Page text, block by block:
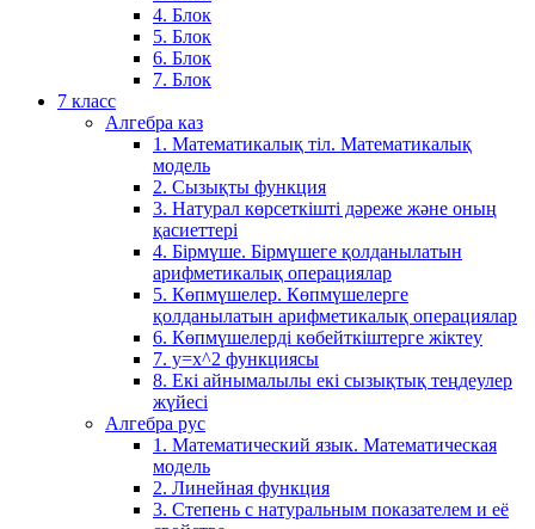
4. Блок
5. Блок
6. Блок
7. Блок
7 класс
Алгебра каз
1. Математикалық тіл. Математикалық
модель
2. Сызықты функция
3. Натурал көрсеткішті дәреже және оның
қасиеттері
4. Бірмүше. Бірмүшеге қолданылатын
арифметикалық операциялар
5. Көпмүшелер. Көпмүшелерге
қолданылатын арифметикалық операциялар
6. Көпмүшелерді көбейткіштерге жіктеу
7. у=х^2 функциясы
8. Екі айнымалылы екі сызықтық теңдеулер
жүйесі
Алгебра рус
1. Математический язык. Математическая
модель
2. Линейная функция
3. Степень с натуральным показателем и её